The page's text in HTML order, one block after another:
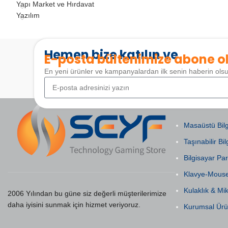
Yapı Market ve Hırdavat
Yazılım
Hemen bize katılın ve
E-posta bültenimize abone
En yeni ürünler ve kampanyalardan ilk senin haberin
2006 Yılından bu güne siz değerli müşterilerimize
daha iyisini sunmak için hizmet veriyoruz.
Masaüstü
Taşınabilir
Bilgisayar
Klavye-
Kulaklık &
Kurumsal